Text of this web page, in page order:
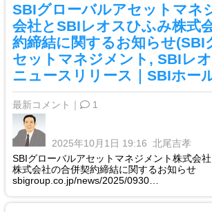
SBIグローバルアセットマネ
会社とSBIレオスひふみ株式
約締結に関するお知らせ(SBI
セットマネジメント, SBIレオ
ニュースリリース｜SBIホー
最新コメント｜ 1
2025年10月1日 19:16 北尾吉孝
SBIグローバルアセットマネジメント株式会
株式会社の合併契約締結に関するお知らせ
sbigroup.co.jp/news/2025/0930…